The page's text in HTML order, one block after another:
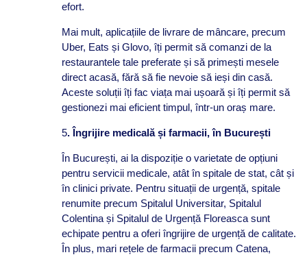
efort.
Mai mult, aplicațiile de livrare de mâncare, precum
Uber, Eats și Glovo, îți permit să comanzi de la
restaurantele tale preferate și să primești mesele
direct acasă, fără să fie nevoie să ieși din casă.
Aceste soluții îți fac viața mai ușoară și îți permit să
gestionezi mai eficient timpul, într-un oraș mare.
5. Îngrijire medicală și farmacii, în București
În București, ai la dispoziție o varietate de opțiuni
pentru servicii medicale, atât în spitale de stat, cât și
în clinici private. Pentru situații de urgență, spitale
renumite precum Spitalul Universitar, Spitalul
Colentina și Spitalul de Urgență Floreasca sunt
echipate pentru a oferi îngrijire de urgență de calitate.
În plus, mari rețele de farmacii precum Catena,